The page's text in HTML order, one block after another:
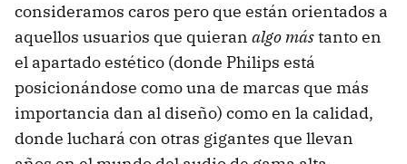
consideramos caros pero que están orientados a
aquellos usuarios que quieran algo mástanto en
el apartado estético (donde Philips está
posicionándose como una de marcas que más
importancia dan al diseño) como en la calidad,
donde luchará con otras gigantes que llevan